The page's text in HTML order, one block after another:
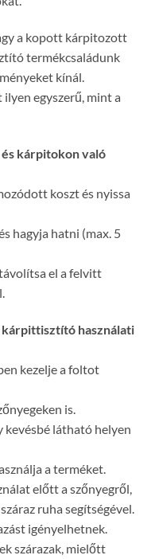
a kopott kárpitozott
termékcsaládunk
kínál.
egyszerű, mint a
kárpitokon való
koszt és nyissa
hagyja hatni (max. 5
el a felvitt
kárpittisztító használati
kezelje a foltot
is.
látható helyen
a terméket.
előtt a szőnyegről,
ruha segítségével.
igényelhetnek.
szárazak, mielőtt